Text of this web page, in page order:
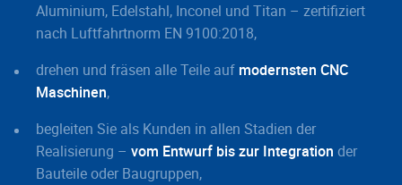
Aluminium, Edelstahl, Inconel und Titan – zertifiziert
nach Luftfahrtnorm EN 9100:2018,
drehen und fräsen alle Teile auf modernsten CNC
Maschinen,
begleiten Sie als Kunden in allen Stadien der
Realisierung – vom Entwurf bis zur Integration der
Bauteile oder Baugruppen,